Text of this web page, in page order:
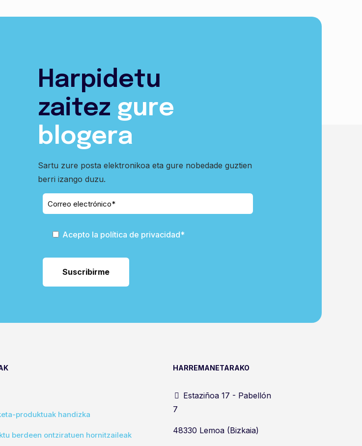
Harpidetu
zaitez gure
blogera
Sartu zure posta elektronikoa eta gure nobedade guztien
berri izango duzu.
Acepto la política de privacidad*
produktuak handizka
berdeen ontziratuen hornitzaileak
HARREMANETARAKO
Estaziñoa 17 - Pabellón
7
48330 Lemoa (Bizkaia)